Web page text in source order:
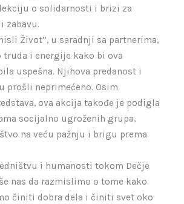
o solidarnosti i brizi za
zabavu.
Život“, u saradnji sa partnerima,
truda i energije kako bi ova
uspešna. Njihova predanost i
prošli neprimećeno. Osim
ova akcija takođe je podigla
socijalno ugroženih grupa,
na veću pažnju i brigu prema
i humanosti tokom Dečje
nas da razmislimo o tome kako
činiti dobra dela i činiti svet oko